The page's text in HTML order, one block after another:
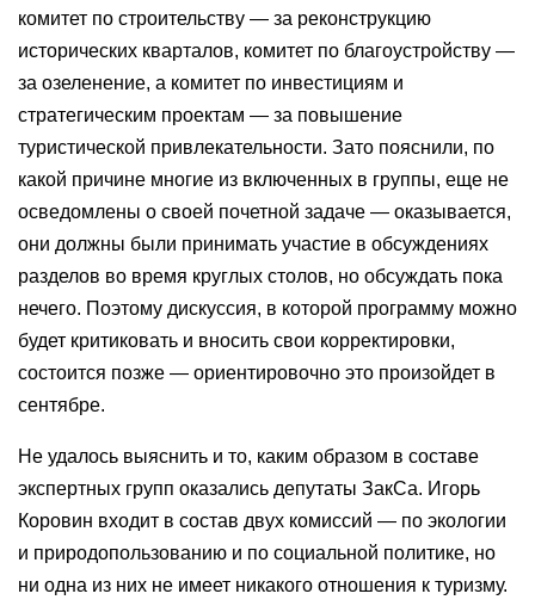
комитет по строительству — за реконструкцию
исторических кварталов, комитет по благоустройству —
за озеленение, а комитет по инвестициям и
стратегическим проектам — за повышение
туристической привлекательности. Зато пояснили, по
какой причине многие из включенных в группы, еще не
осведомлены о своей почетной задаче — оказывается,
они должны были принимать участие в обсуждениях
разделов во время круглых столов, но обсуждать пока
нечего. Поэтому дискуссия, в которой программу можно
будет критиковать и вносить свои корректировки,
состоится позже — ориентировочно это произойдет в
сентябре.
Не удалось выяснить и то, каким образом в составе
экспертных групп оказались депутаты ЗакСа. Игорь
Коровин входит в состав двух комиссий — по экологии
и природопользованию и по социальной политике, но
ни одна из них не имеет никакого отношения к туризму.